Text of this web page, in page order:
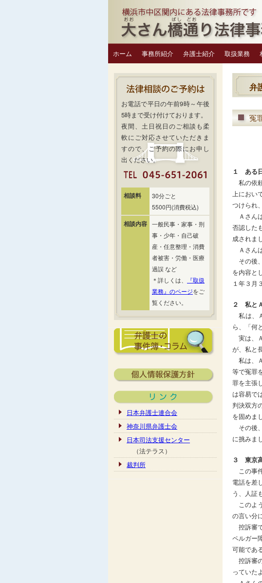
ホーム 事務所紹介 弁護士紹介 取扱業務
弁
冤
１ ある
私の依
上におい
つけられ
Ａさん
否認した
成されま
Ａさん
その後
を内容と
１年３月
２ 私と
私は、
ら、「何
実は、
が、私と
私は、
等で冤罪
罪を主張
は容易で
判決双方
を固めま
その後
に挑みま
３ 東京
この事
電話を差
う、人証
このよ
の言い分
控訴審
ペルガー
可能であ
控訴審
っていた
お電話で平日の午前9時～午後
5時まで受け付けております。
夜間、土日祝日のご相談も柔
軟にご対応させていただきま
すので、ご予約の際にお申し
出ください。
相談料
30分ごと
5500円(消費税込)
相談内容 一般民事・家事・刑
事・少年・自己破
産・任意整理・消費
者被害・労働・医療
過誤 など
＊詳しくは、
『取扱
業務』のページをご
覧ください。
日本弁護士連合会
神奈川県弁護士会
日本司法支援センター
（法テラス）
裁判所